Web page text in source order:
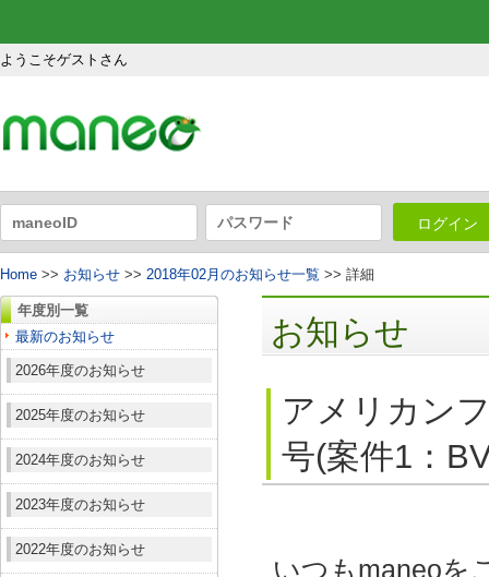
ようこそゲストさん
ログイン
Home >> お知らせ >> 2018年02月のお知らせ一覧 >> 詳細
年度別一覧
最新のお知らせ
2026年度のお知らせ
2025年度のお知らせ
2024年度のお知らせ
2023年度のお知らせ
2022年度のお知らせ
お知らせ
アメリカン
号(案件1：
いつもmaneoを